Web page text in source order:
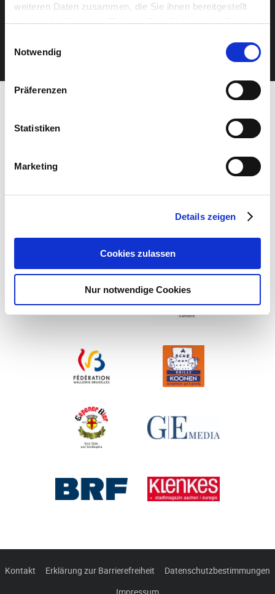
weiteren Daten zusammen, die Sie ihnen bereitgestellt
haben oder die sie im Rahmen Ihrer Nutzung der Dienste
Notwendig
Präferenzen
Statistiken
Marketing
Details zeigen
Cookies zulassen
Nur notwendige Cookies
VERANSTALTUNG VERPASST?
JETZT UNSEREN NEWSLETTER ABONNIEREN
Kontakt Erklärung zur Barrierefreiheit
Datenschutzbestimmungen